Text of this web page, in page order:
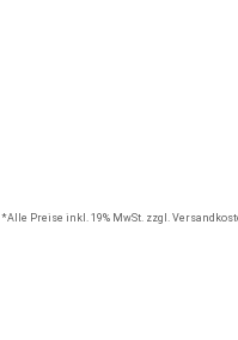
*Alle Preise inkl. 19% MwSt. zzgl.